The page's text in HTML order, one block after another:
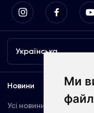
Ми
Українська
Новини
Усі новини